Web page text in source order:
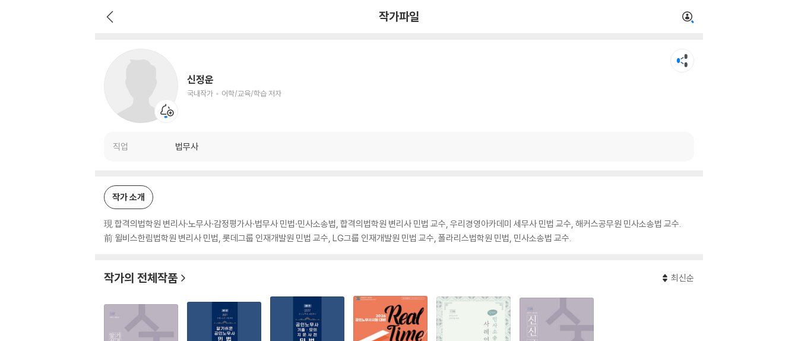
작가파일
신정운
국내작가 어학/교육/학습 저자
직업 법무사
작가 소개
現 합격의법학원 변리사·노무사·감정평가사·법무사 민법·민사소송법, 합격의법학원 변리사 민법 교수, 우리경영아카데미 세무사 민법 교수, 해커스공무원 민사소송법 교수.
前 윌비스한림법학원 변리사 민법, 롯데그룹 인재개발원 민법 교수, LG그룹 인재개발원 민법 교수, 폴라리스법학원 민법, 민사소송법 교수.
작가의 전체작품 최신순